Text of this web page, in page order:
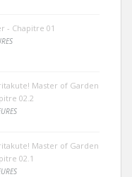
- Chapitre 01
Master of Garden
02.2
Master of Garden
02.1